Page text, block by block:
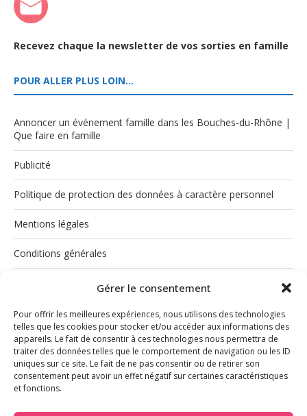
Gérer le consentement
Pour offrir les meilleures expériences, nous utilisons des technologies
telles que les cookies pour stocker et/ou accéder aux informations des
appareils. Le fait de consentir à ces technologies nous permettra de
traiter des données telles que le comportement de navigation ou les ID
uniques sur ce site. Le fait de ne pas consentir ou de retirer son
consentement peut avoir un effet négatif sur certaines caractéristiques
et fonctions.
Recevez chaque la newsletter de vos sorties en famille
POUR ALLER PLUS LOIN…
Annoncer un événement famille dans les Bouches-du-Rhône |
Que faire en famille
Publicité
Politique de protection des données à caractère personnel
Mentions légales
Conditions générales
Politique de cookies (UE)